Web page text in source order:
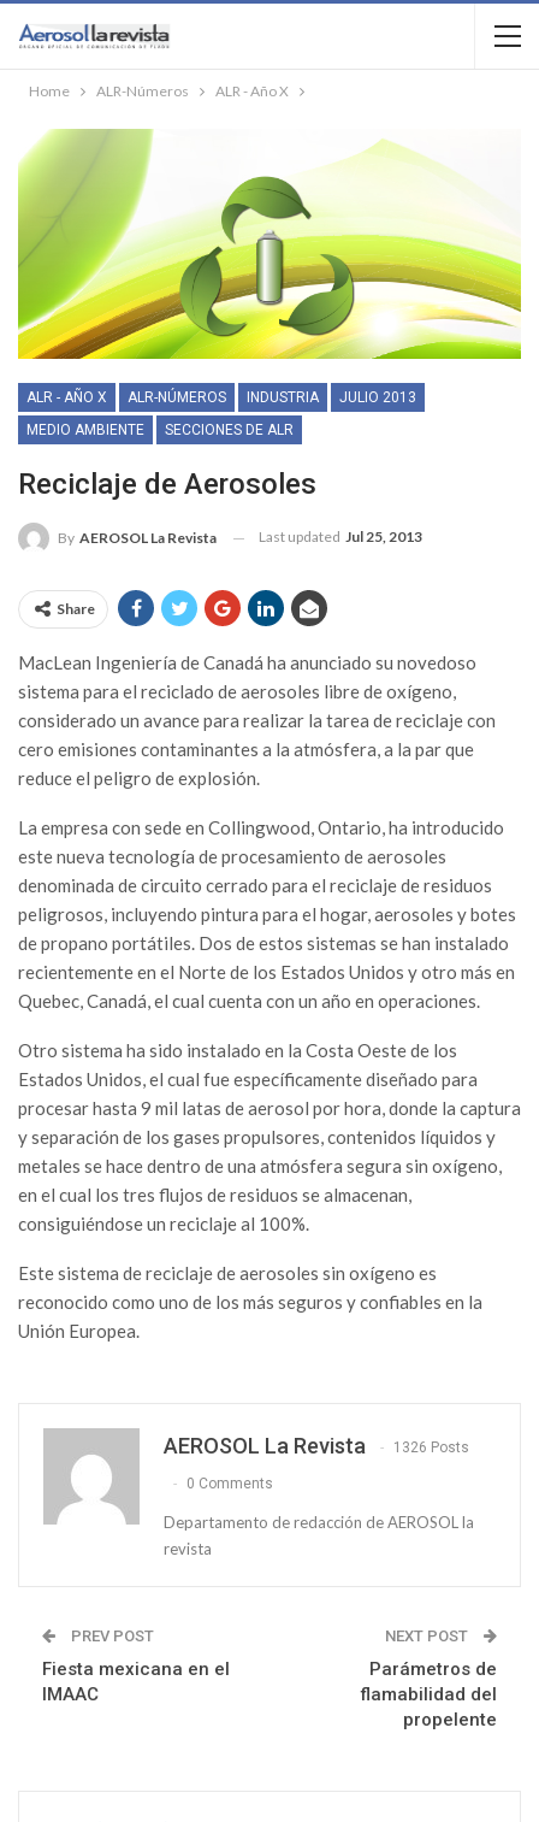
Home ALR-Números ALR - Año X
ALR - AÑO X ALR-NÚMEROS INDUSTRIA
JULIO 2013
MEDIO AMBIENTE
SECCIONES DE ALR
Reciclaje de Aerosoles
By AEROSOL La Revista Last updated Jul 25, 2013
Share
MacLean Ingeniería de Canadá ha anunciado su novedoso
sistema para el reciclado de aerosoles libre de oxígeno,
considerado un avance para realizar la tarea de reciclaje con
cero emisiones contaminantes a la atmósfera, a la par que
reduce el peligro de explosión.
La empresa con sede en Collingwood, Ontario, ha introducido
este nueva tecnología de procesamiento de aerosoles
denominada de circuito cerrado para el reciclaje de residuos
peligrosos, incluyendo pintura para el hogar, aerosoles y botes
de propano portátiles. Dos de estos sistemas se han instalado
recientemente en el Norte de los Estados Unidos y otro más en
Quebec, Canadá, el cual cuenta con un año en operaciones.
Otro sistema ha sido instalado en la Costa Oeste de los
Estados Unidos, el cual fue específicamente diseñado para
procesar hasta 9 mil latas de aerosol por hora, donde la captura
y separación de los gases propulsores, contenidos líquidos y
metales se hace dentro de una atmósfera segura sin oxígeno,
en el cual los tres flujos de residuos se almacenan,
consiguiéndose un reciclaje al 100%.
Este sistema de reciclaje de aerosoles sin oxígeno es
reconocido como uno de los más seguros y confiables en la
Unión Europea.
AEROSOL La Revista 1326 Posts
0 Comments
Departamento de redacción de AEROSOL la
revista
PREV POST
Fiesta mexicana en el
IMAAC
NEXT POST
Parámetros de
flamabilidad del
propelente